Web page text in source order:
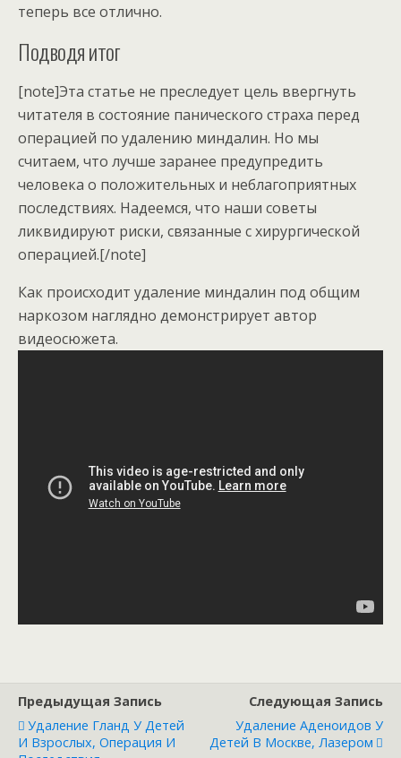
теперь все отлично.
Подводя итог
[note]Эта статье не преследует цель ввергнуть
читателя в состояние панического страха перед
операцией по удалению миндалин. Но мы
считаем, что лучше заранее предупредить
человека о положительных и неблагоприятных
последствиях. Надеемся, что наши советы
ликвидируют риски, связанные с хирургической
операцией.[/note]
Как происходит удаление миндалин под общим
наркозом наглядно демонстрирует автор
видеосюжета.
Предыдущая Запись
Удаление Гланд У Детей
И Взрослых, Операция И
Следующая Запись
Удаление Аденоидов У
Детей В Москве, Лазером